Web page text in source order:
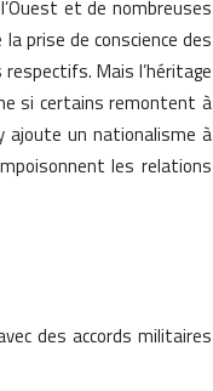
et de nombreuses
prise de conscience des
Mais l’héritage
si certains remontent à
ajoute un nationalisme à
les relations
des accords militaires